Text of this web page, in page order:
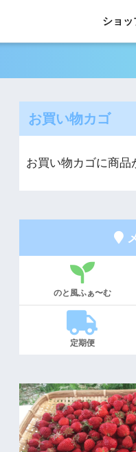
ショッ
お買い物カゴ
お買い物カゴに商品
のと風ふぁ〜む
定期便